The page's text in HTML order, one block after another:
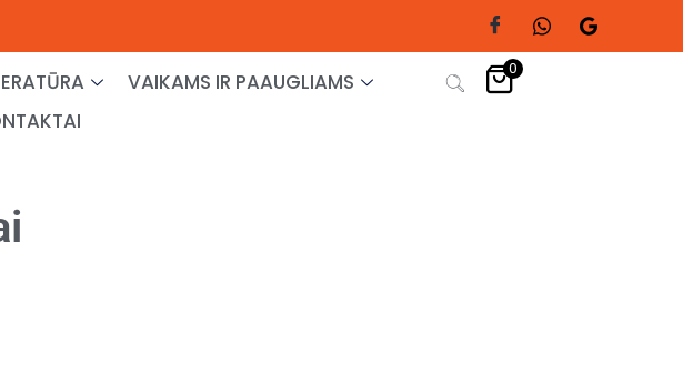
VAIKAMS IR PAAUGLIAMS
0